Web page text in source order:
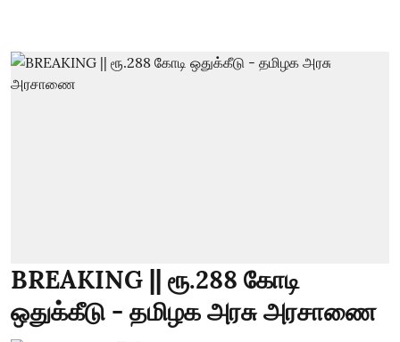
BREAKING || ரூ.288 கோடி
ஒதுக்கீடு - தமிழக அரசு அரசாணை